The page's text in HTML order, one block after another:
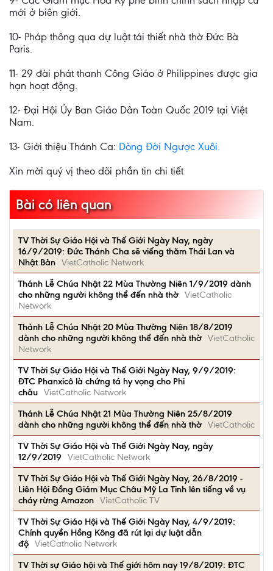
mới ở biên giới.
10- Pháp thông qua dự luật tái thiết nhà thờ Đức Bà
Paris.
11- 29 đài phát thanh Công Giáo ở Philippines được gia
hạn hoạt động.
12- Đại Hội Ủy Ban Giáo Dân Toàn Quốc 2019 tại Việt
Nam.
13- Giới thiệu Thánh Ca: Dòng Đời Ngược Xuôi.
Xin mời quý vị theo dõi phần tin chi tiết
Bài có liên quan
TV Thời Sự Giáo Hội và Thế Giới Ngày Nay, ngày
16/9/2019: Đức Thánh Cha sẽ viếng thăm Thái Lan và
Nhật Bản VietCatholic Network
Thánh Lễ Chúa Nhật 22 Mùa Thường Niên 1/9/2019 dành
cho những người không thể đến nhà thờ VietCatholic
Network
Thánh Lễ Chúa Nhật 20 Mùa Thường Niên 18/8/2019
dành cho những người không thể đến nhà thờ VietCatholic
Network
TV Thời Sự Giáo Hội và Thế Giới Ngày Nay, 9/9/2019:
ĐTC Phanxicô là chứng tá hy vọng cho Phi
châu VietCatholic Network
Thánh Lễ Chúa Nhật 21 Mùa Thường Niên 25/8/2019
dành cho những người không thể đến nhà thờ VietCatholic
TV Thời Sự Giáo Hội và Thế Giới Ngày Nay, ngày
12/9/2019
VietCatholic Network
TV Thời Sự Giáo Hội và Thế Giới Ngày Nay, 26/8/2019 -
Liên Hội Đồng Giám Mục Châu Mỹ La Tinh lên tiếng về vụ
cháy rừng Amazon VietCatholic TV
TV Thời Sự Giáo Hội và Thế Giới Ngày Nay, 4/9/2019:
Chính quyền Hồng Kông đã rút lại dự luật dẫn
độ VietCatholic Network
TV Thời sự Giáo hội và Thế giới hôm nay 19/8/2019: ĐTC